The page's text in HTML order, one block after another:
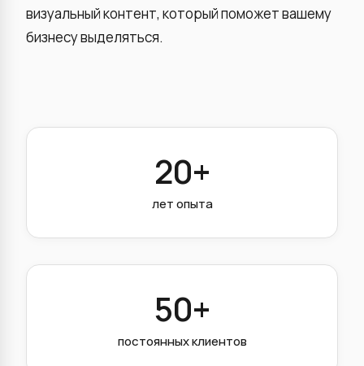
визуальный контент, который поможет вашему
бизнесу выделяться.
20+
лет опыта
50+
постоянных клиентов